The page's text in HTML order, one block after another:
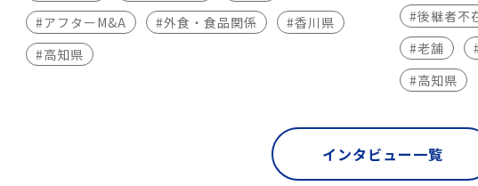
#アフターM&A
#外食・食品関係
#香川県
#高知県
#後継者不
#老舗
#高知県
インタビュー一覧